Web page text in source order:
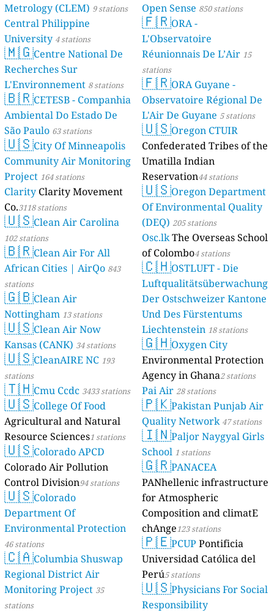
Metrology (CLEM) 9 stations
Central Philippine
University 4 stations
🇲🇬Centre National De
Recherches Sur
L'Environnement 8 stations
🇧🇷CETESB - Companhia
Ambiental Do Estado De
São Paulo 63 stations
🇺🇸City Of Minneapolis
Community Air Monitoring
Project 164 stations
Clarity Clarity Movement
Co.3118 stations
🇺🇸Clean Air Carolina
102 stations
🇧🇷Clean Air For All
African Cities | AirQo 843
stations
🇬🇧Clean Air
Nottingham 13 stations
🇺🇸Clean Air Now
Kansas (CANK) 34 stations
🇺🇸CleanAIRE NC 193
stations
🇹🇭Cmu Ccdc 3433 stations
🇺🇸College Of Food
Agricultural and Natural
Resource Sciences1 stations
🇺🇸Colorado APCD
Colorado Air Pollution
Control Division94 stations
🇺🇸Colorado
Department Of
Environmental Protection
46 stations
🇨🇦Columbia Shuswap
Regional District Air
Monitoring Project 35
stations
Open Sense 850 stations
🇫🇷ORA -
L'Observatoire
Réunionnais De L’Air 15
stations
🇫🇷ORA Guyane -
Observatoire Régional De
L'Air De Guyane 5 stations
🇺🇸Oregon CTUIR
Confederated Tribes of the
Umatilla Indian
Reservation44 stations
🇺🇸Oregon Department
Of Environmental Quality
(DEQ) 205 stations
Osc.lkThe Overseas School
of Colombo4 stations
🇨🇭OSTLUFT - Die
Luftqualitätsüberwachung
Der Ostschweizer Kantone
Und Des Fürstentums
Liechtenstein 18 stations
🇬🇭Oxygen City
Environmental Protection
Agency in Ghana2 stations
Pai Air 28 stations
🇵🇰Pakistan Punjab Air
Quality Network 47 stations
🇮🇳Paljor Naygyal Girls
School 1 stations
🇬🇷PANACEA
PANhellenic infrastructure
for Atmospheric
Composition and climatE
chAnge123 stations
🇵🇪PCUP Pontificia
Universidad Católica del
Perú5 stations
🇺🇸Physicians For Social
Responsibility